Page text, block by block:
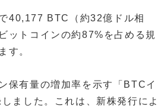
40,177 BTC（約32億ドル相
ットコインの約87%を占める規
す。
保有量の増加率を示す「BTCイ
ました。これは、新株発行によ